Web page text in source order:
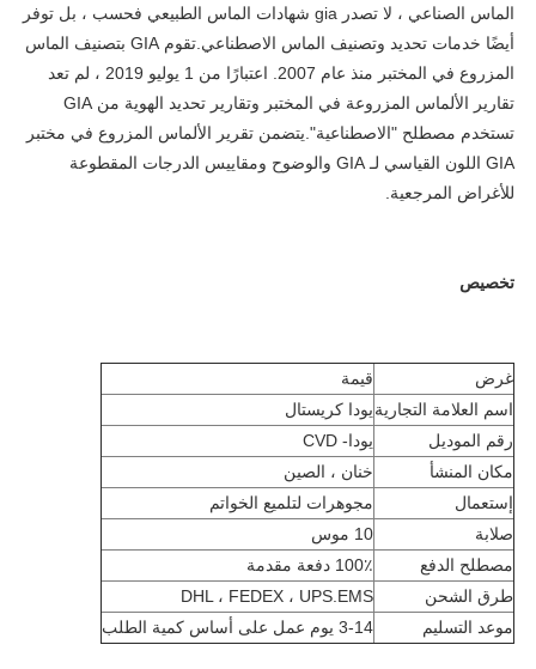
المزروع في المختبر منذ عام 2007. اعتبارًا من 1 يوليو 2019 ، لم تعد
تقارير الألماس المزروعة في المختبر وتقارير تحديد الهوية من GIA
للأغراض المرجعية.
تخصيص
غرض
قيمة
اسم العلامة التجاريةيودا كريستال
رقم الموديل
يودا- CVD
مكان المنشأ
خنان ، الصين
إستعمال
مجوهرات لتلميع الخواتم
صلابة
10 موس
مصطلح الدفع
100٪ دفعة مقدمة
طرق الشحن
DHL ، FEDEX ، UPS.EMS
موعد التسليم
3-14 يوم عمل على أساس كمية الطلب